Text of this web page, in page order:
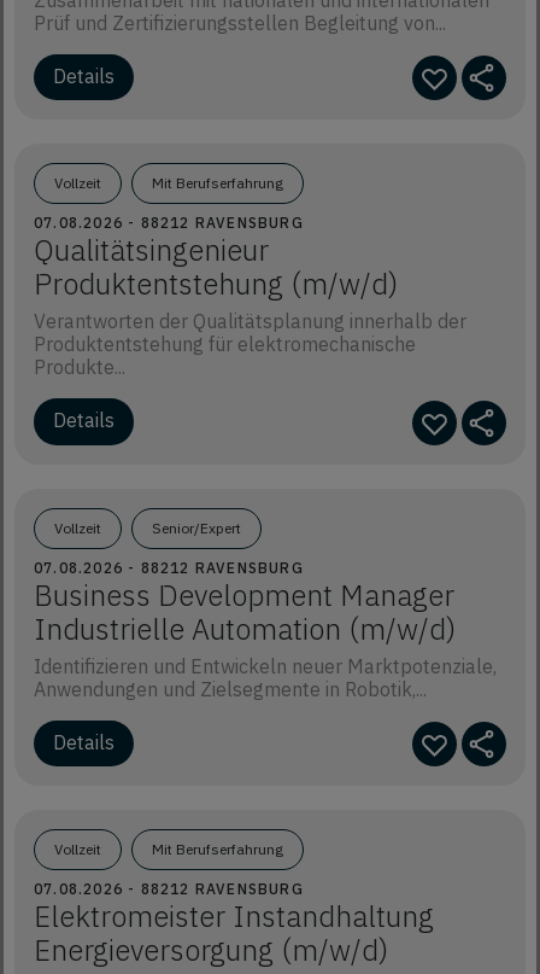
Prüf und Zertifizierungsstellen Begleitung von...
Details
Vollzeit Mit Berufserfahrung
07.08.2026 - 88212 RAVENSBURG
Qualitätsingenieur
Produktentstehung (m/w/d)
Verantworten der Qualitätsplanung innerhalb der
Produktentstehung für elektromechanische
Produkte...
Details
Vollzeit Senior/Expert
07.08.2026 - 88212 RAVENSBURG
Business Development Manager
Industrielle Automation (m/w/d)
Identifizieren und Entwickeln neuer Marktpotenziale,
Anwendungen und Zielsegmente in Robotik,...
Details
Vollzeit Mit Berufserfahrung
07.08.2026 - 88212 RAVENSBURG
Elektromeister Instandhaltung
Energieversorgung (m/w/d)